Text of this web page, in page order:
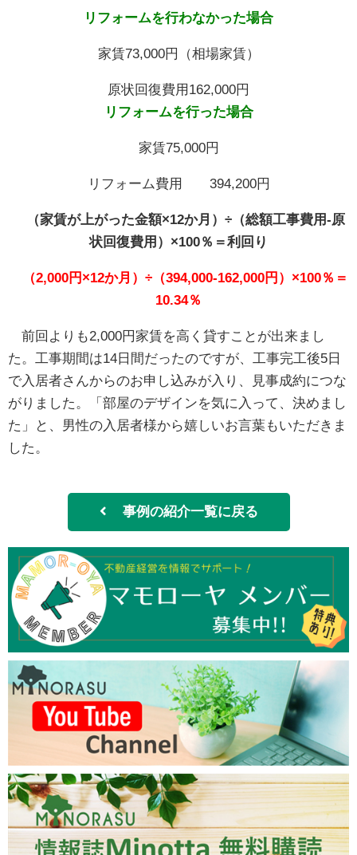
リフォームを行わなかった場合
家賃73,000円（相場家賃）
原状回復費用162,000円
リフォームを行った場合
家賃75,000円
リフォーム費用 394,200円
（家賃が上がった金額×12か月）÷（総額工事費用-原
状回復費用）×100％＝利回り
（2,000円×12か月）÷（394,000-162,000円）×100％＝
10.34％
前回よりも2,000円家賃を高く貸すことが出来まし
た。工事期間は14日間だったのですが、工事完工後5日
で入居者さんからのお申し込みが入り、見事成約につな
がりました。「部屋のデザインを気に入って、決めまし
た」と、男性の入居者様から嬉しいお言葉もいただきま
した。
事例の紹介一覧に戻る